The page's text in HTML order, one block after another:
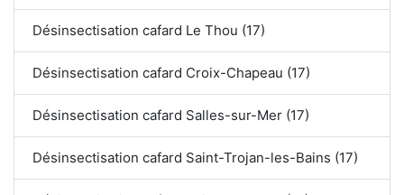
Désinsectisation cafard Le Thou (17)
Désinsectisation cafard Croix-Chapeau (17)
Désinsectisation cafard Salles-sur-Mer (17)
Désinsectisation cafard Saint-Trojan-les-Bains (17)